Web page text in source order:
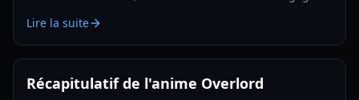
adolescent en 2026.
Lire la suite
Récapitulatif de l'anime Overlord